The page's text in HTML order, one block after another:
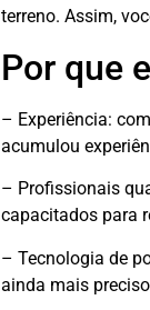
terreno. Assim,
Por que
– Experiência:
acumulou
– Profissionais
capacitados para
– Tecnologia de
ainda mais